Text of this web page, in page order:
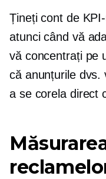
Țineți cont de
atunci când vă
vă concentrați pe
că anunțurile dvs.
a se corela direct